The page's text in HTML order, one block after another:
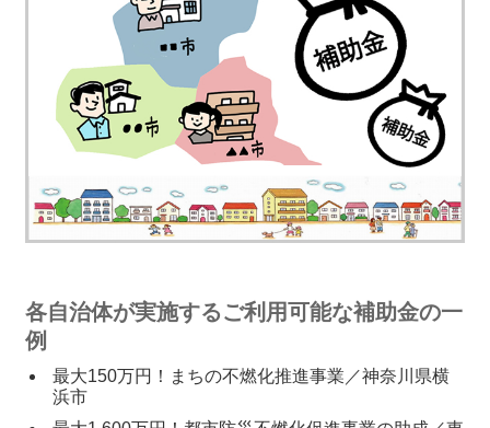
各自治体が実施するご利用可能な補助金の一
例
最大150万円！まちの不燃化推進事業／神奈川県横
浜市